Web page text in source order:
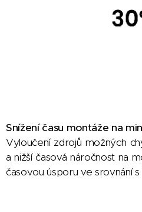
Snížení času montáže na
Vyloučení zdrojů možných
a nižší časová náročnost na
časovou úsporu ve srovnání